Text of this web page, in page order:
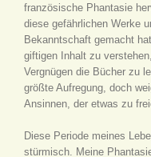
französische Phantasie
diese gefährlichen Werke
Bekanntschaft gemacht
giftigen Inhalt zu
Vergnügen die Bücher zu
größte Aufregung, doch
Ansinnen, der etwas zu
Diese Periode meines
stürmisch. Meine